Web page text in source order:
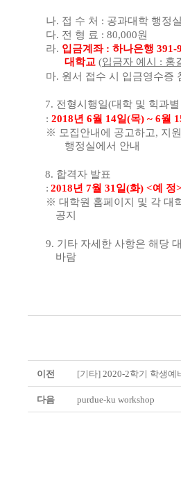
나. 접 수 처 : 공과대학 행정실
다. 전 형 료 : 80,000원
라. 입금계좌 :하나은행391-
대학교 (입금자 예시 : 홍
마. 원서 접수 시 입금영수증
7. 전형시행일(대학 및 힉과
: 2018년6월 14일(목) ~ 6월
※ 모집안내에 공고하고, 지
행정실에서 안내
8. 합격자 발표
: 2018년7월31 일(화) <예 정>
※대학원 홈페이지 및 각 대
공지
9. 기타 자세한 사항은 해당
바람
이전 [기타] 2020-2학기 학생예
다음 purdue-ku workshop